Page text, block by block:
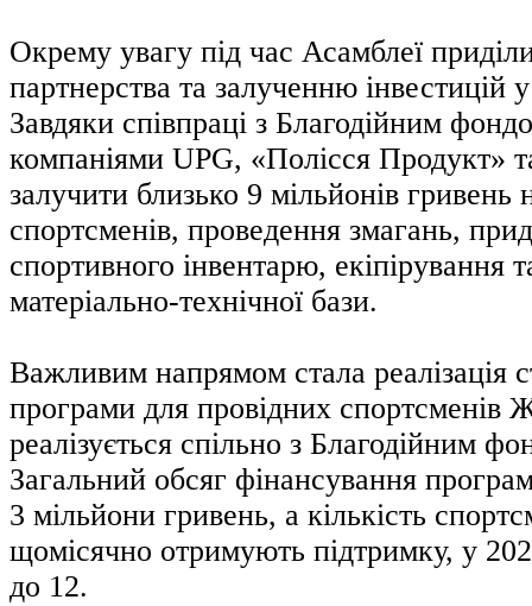
Окрему увагу під час Асамблеї
партнерства та залученню інвестицій
Завдяки співпраці з Благодійним
компаніями UPG, «Полісся Продукт»
залучити близько 9 мільйонів гривень
спортсменів, проведення змагань,
спортивного інвентарю, екіпірування
матеріально-технічної бази.
Важливим напрямом стала реалізація
програми для провідних
реалізується спільно з Благодійним
Загальний обсяг фінансування
3 мільйони гривень, а кількість
щомісячно отримують підтримку, у
до 12.